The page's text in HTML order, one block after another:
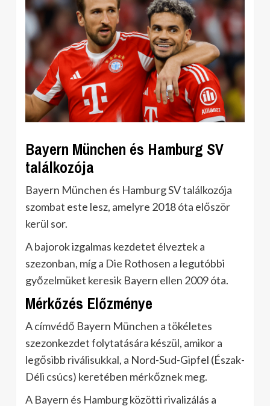
Bayern München és Hamburg SV
találkozója
Bayern München és Hamburg SV találkozója
szombat este lesz, amelyre 2018 óta először
kerül sor.
A bajorok izgalmas kezdetet élveztek a
szezonban, míg a Die Rothosen a legutóbbi
győzelmüket keresik Bayern ellen 2009 óta.
Mérkőzés Előzménye
A címvédő Bayern München a tökéletes
szezonkezdet folytatására készül, amikor a
legősibb riválisukkal, a Nord-Sud-Gipfel (Észak-
Déli csúcs) keretében mérkőznek meg.
A Bayern és Hamburg közötti rivalizálás a